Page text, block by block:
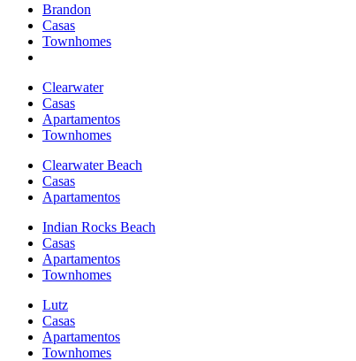
Brandon
Casas
Townhomes
Clearwater
Casas
Apartamentos
Townhomes
Clearwater Beach
Casas
Apartamentos
Indian Rocks Beach
Casas
Apartamentos
Townhomes
Lutz
Casas
Apartamentos
Townhomes